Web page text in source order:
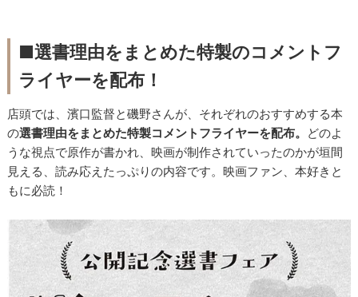
■選書理由をまとめた特製のコメントフ
ライヤーを配布！
店頭では、濱口監督と磯野さんが、それぞれのおすすめする本
の選書理由をまとめた特製コメントフライヤーを配布。 どのよ
うな視点で原作が書かれ、映画が制作されていったのかが垣間
見える、読み応えたっぷりの内容です。映画ファン、本好きと
もに必読！